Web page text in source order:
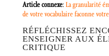
Article connexe:La granularité
de votre vocabulaire faconne
RÉFLÉCHISSEZ
ENSEIGNER AUX
CRITIQUE